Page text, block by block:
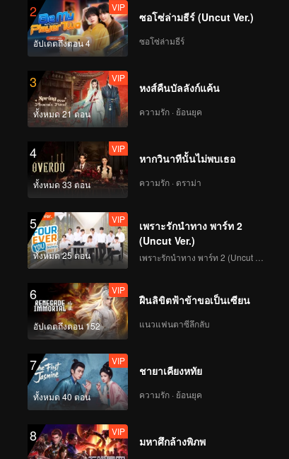
197
VIP VIP
199
201
VIP
202
203
VIP
204
VIP
205
VIP
207
VIP
208
VIP
209
VIP
210
2
อัปเดตถึงตอน 4
VIP
ซอโซ่ล่ามธีร์ (Uncut Ver.)
ซอโซ่ล่ามธีร์
3
ทั้งหมด 21 ตอน
VIP
หงส์คืนบัลลังก์แค้น
ความรัก · ย้อนยุค
4
ทั้งหมด 33 ตอน
VIP
หากวินาทีนั้นไม่พบเธอ
ความรัก · ดราม่า
5
ทั้งหมด 25 ตอน
VIP
เพราะรักนำทาง พาร์ท 2
(Uncut Ver.)
6
อัปเดตถึงตอน 152
VIP
ฝืนลิขิตฟ้าข้าขอเป็นเซียน
แนวแฟนตาซีลึกลับ
7
ทั้งหมด 40 ตอน
VIP
ชายาเคียงหทัย
ความรัก · ย้อนยุค
8 VIP
มหาศึกล้างพิภพ